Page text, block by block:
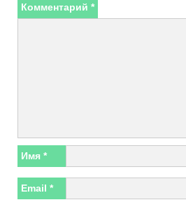
Комментарий *
Имя *
Email *